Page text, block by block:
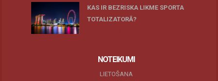
KAS IR BEZRISKA LIKME SPORTA
TOTALIZATORĀ?
NOTEIKUMI
LIETOŠANA